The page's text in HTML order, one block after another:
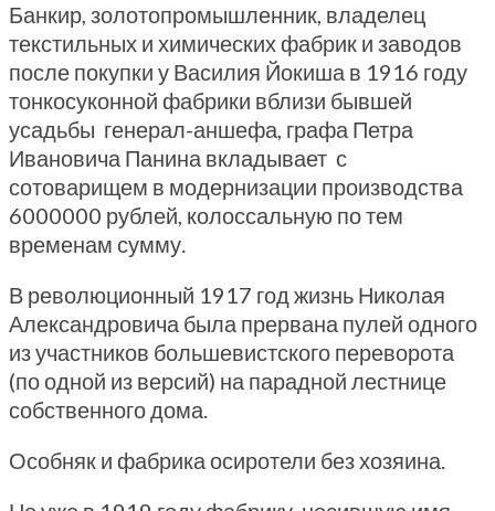
Банкир, золотопромышленник, владелец
текстильных и химических фабрик и заводов
после покупки у Василия Йокиша в 1916 году
тонкосуконной фабрики вблизи бывшей
усадьбы генерал-аншефа, графа Петра
Ивановича Панина вкладывает с
сотоварищем в модернизации производства
6000000 рублей, колоссальную по тем
временам сумму.
В революционный 1917 год жизнь Николая
Александровича была прервана пулей одного
из участников большевистского переворота
(по одной из версий) на парадной лестнице
собственного дома.
Особняк и фабрика осиротели без хозяина.